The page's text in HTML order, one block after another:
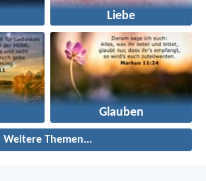
Liebe
Glauben
Weitere Themen...